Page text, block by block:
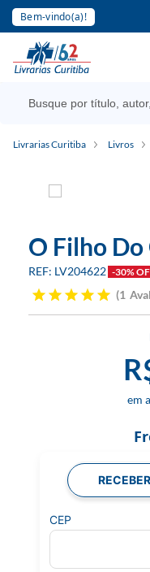
Bem-vindo(a)!
Livrarias Curitiba Livros
O Filho
LV204622 -30%
1
RECEBER
CEP